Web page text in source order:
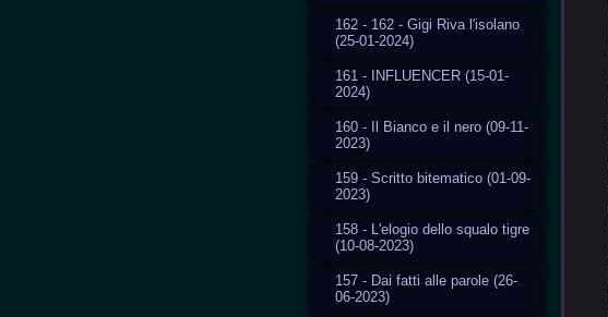
162 - 162 - Gigi Riva l'isolano
(25-01-2024)
161 - INFLUENCER (15-01-
2024)
160 - Il Bianco e il nero (09-11-
2023)
159 - Scritto bitematico (01-09-
2023)
158 - L'elogio dello squalo tigre
(10-08-2023)
157 - Dai fatti alle parole (26-
06-2023)